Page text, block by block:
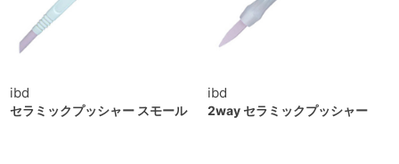
ibd
セラミックプッシャー スモール
ibd
2way セラミックプッシャー